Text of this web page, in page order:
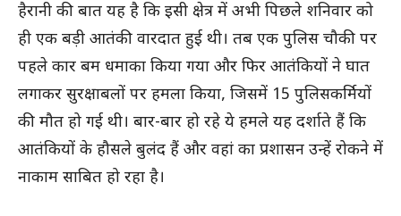
हैरानी की बात यह है कि इसी क्षेत्र में अभी पिछले शनिवार को
ही एक बड़ी आतंकी वारदात हुई थी। तब एक पुलिस चौकी पर
पहले कार बम धमाका किया गया और फिर आतंकियों ने घात
लगाकर सुरक्षाबलों पर हमला किया, जिसमें 15 पुलिसकर्मियों
की मौत हो गई थी। बार-बार हो रहे ये हमले यह दर्शाते हैं कि
आतंकियों के हौसले बुलंद हैं और वहां का प्रशासन उन्हें रोकने में
नाकाम साबित हो रहा है।